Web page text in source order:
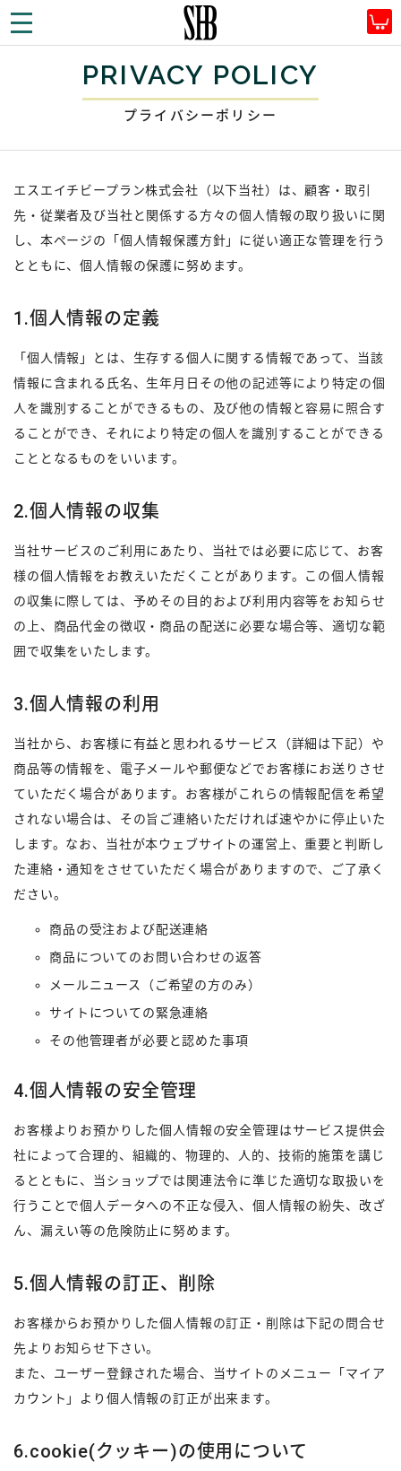
SHBプラン株式会社
TOP
PRIVACY POLICY
プライバシーポリシー
エスエイチビープラン株式会社（以下当社）は、顧客・取引
先・従業者及び当社と関係する方々の個人情報の取り扱いに関
し、本ページの「個人情報保護方針」に従い適正な管理を行う
とともに、個人情報の保護に努めます。
1.個人情報の定義
「個人情報」とは、生存する個人に関する情報であって、当該
情報に含まれる氏名、生年月日その他の記述等により特定の個
人を識別することができるもの、及び他の情報と容易に照合す
ることができ、それにより特定の個人を識別することができる
こととなるものをいいます。
2.個人情報の収集
当社サービスのご利用にあたり、当社では必要に応じて、お客
様の個人情報をお教えいただくことがあります。この個人情報
の収集に際しては、予めその目的および利用内容等をお知らせ
の上、商品代金の徴収・商品の配送に必要な場合等、適切な範
囲で収集をいたします。
3.個人情報の利用
当社から、お客様に有益と思われるサービス（詳細は下記）や
商品等の情報を、電子メールや郵便などでお客様にお送りさせ
ていただく場合があります。お客様がこれらの情報配信を希望
されない場合は、その旨ご連絡いただければ速やかに停止いた
します。なお、当社が本ウェブサイトの運営上、重要と判断し
た連絡・通知をさせていただく場合がありますので、ご了承く
ださい。
商品の受注および配送連絡
商品についてのお問い合わせの返答
メールニュース（ご希望の方のみ）
サイトについての緊急連絡
その他管理者が必要と認めた事項
4.個人情報の安全管理
お客様よりお預かりした個人情報の安全管理はサービス提供会
社によって合理的、組織的、物理的、人的、技術的施策を講じ
るとともに、当ショップでは関連法令に準じた適切な取扱いを
行うことで個人データへの不正な侵入、個人情報の紛失、改ざ
ん、漏えい等の危険防止に努めます。
5.個人情報の訂正、削除
お客様からお預かりした個人情報の訂正・削除は下記の問合せ
先よりお知らせ下さい。
また、ユーザー登録された場合、当サイトのメニュー「マイア
カウント」より個人情報の訂正が出来ます。
6.cookie(クッキー)の使用について